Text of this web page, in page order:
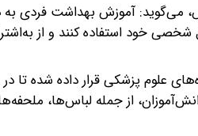
می‌گوید: آموزش بهداشت فردی به
خود استفاده کنند و از
علوم پزشکی قرار داده شده تا
از جمله لباس‌ها،